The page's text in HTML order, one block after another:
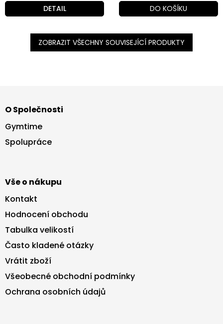
DETAIL DO KOŠÍKU
ZOBRAZIT VŠECHNY SOUVISEJÍCÍ PRODUKTY
p
a
O Společnosti
Gymtime
Spolupráce
Vše o nákupu
Kontakt
Hodnocení obchodu
Tabulka velikostí
Často kladené otázky
Vrátit zboží
Všeobecné obchodní podmínky
Ochrana osobních údajů